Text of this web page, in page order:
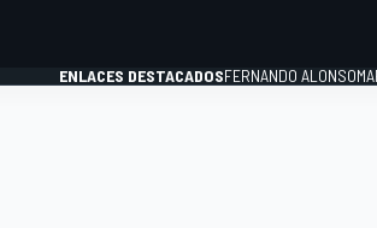
ENLACES DESTACADOSFERNANDO ALONSO